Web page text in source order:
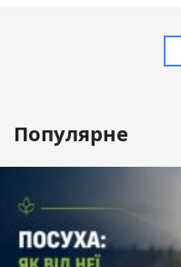
Популярне